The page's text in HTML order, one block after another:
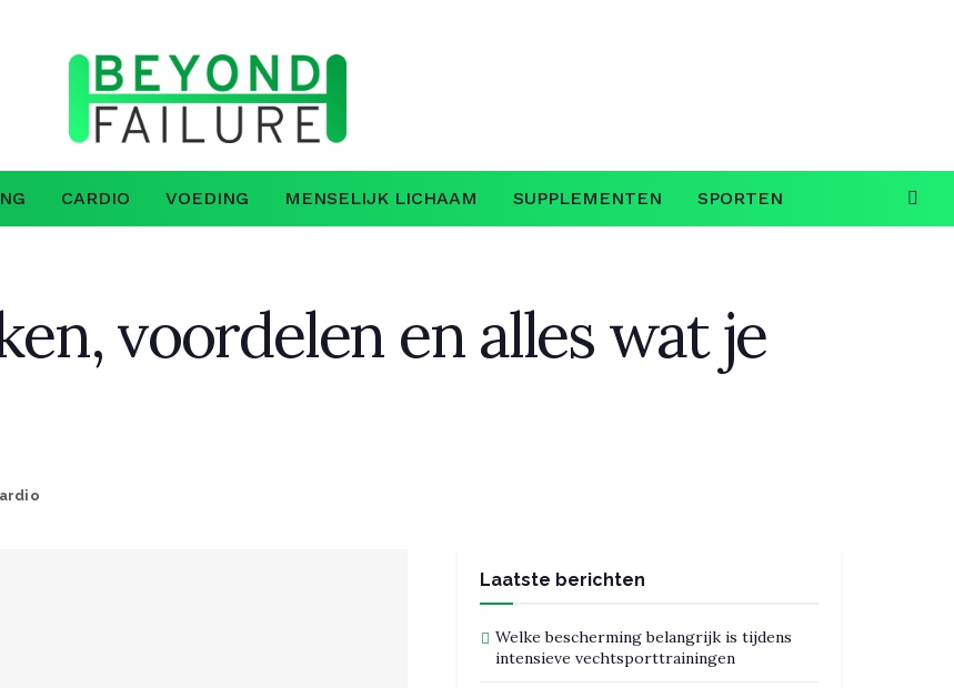
CARDIO VOEDING MENSELIJK LICHAAM SUPPLEMENTEN SPORTEN
voordelen en alles wat je
Laatste berichten
Welke bescherming belangrijk is tijdens
intensieve vechtsporttrainingen